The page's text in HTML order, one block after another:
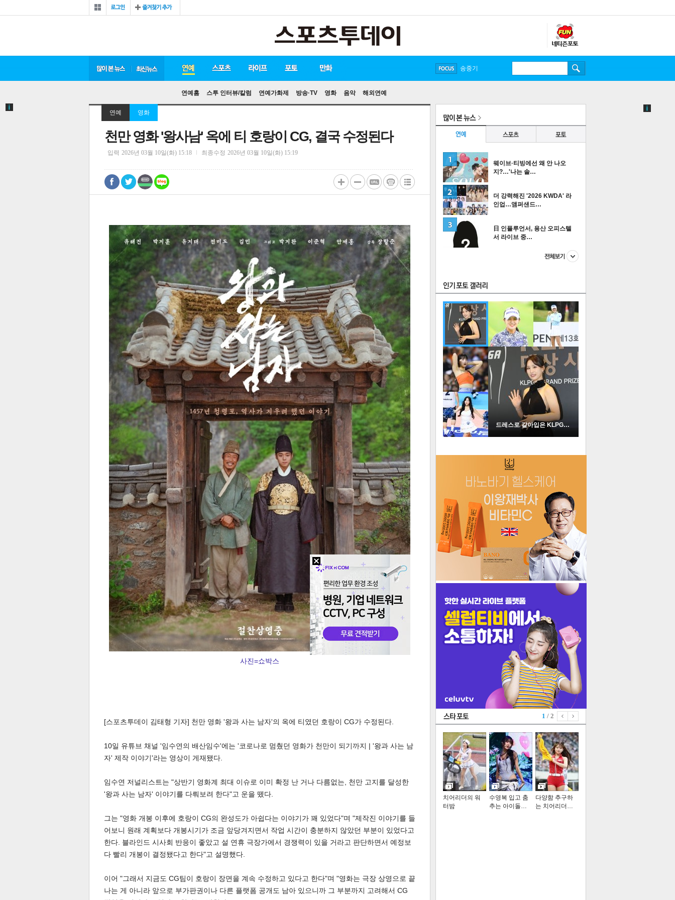
로그
인
즐겨찾기
많이 본 뉴스 최신 뉴스 연예
연예홈 스투 인터뷰/칼럼 연예가화제 방송·TV 영화 음악 해외연예
스포츠 라이프 포토
만화
FOCUS
송중기
연예 영화
천만 영화 '왕사남' 옥에 티 호랑이 CG, 결국 수정된다
입력 2026년 03월 10일(화) 15:18 최종수정 2026년 03월 10일(화) 15:19
페이 트위 밴드 네이
댓글
0
텍스 텍스 url 복 인쇄 목록
사진=쇼박스
[스포츠투데이 김태형 기자] 천만 영화 '왕과 사는 남자'의 옥에 티였던 호랑이 CG가 수정된다.
10일 유튜브 채널 '임수연의 배산임수'에는 '코로나로 멈췄던 영화가 천만이 되기까지 | '왕과 사는 남
자' 제작 이야기'라는 영상이 게재됐다.
임수연 저널리스트는 "상반기 영화계 최대 이슈로 이미 확정 난 거나 다름없는, 천만 고지를 달성한
'왕과 사는 남자' 이야기를 다뤄보려 한다"고 운을 뗐다.
그는 "영화 개봉 이후에 호랑이 CG의 완성도가 아쉽다는 이야기가 꽤 있었다"며 "제작진 이야기를 들
어보니 원래 계획보다 개봉시기가 조금 앞당겨지면서 작업 시간이 충분하지 않았던 부분이 있었다고
한다. 블라인드 시사회 반응이 좋았고 설 연휴 극장가에서 경쟁력이 있을 거라고 판단하면서 예정보
다 빨리 개봉이 결정됐다고 한다"고 설명했다.
이어 "그래서 지금도 CG팀이 호랑이 장면을 계속 수정하고 있다고 한다"며 "영화는 극장 상영으로 끝
나는 게 아니라 앞으로 부가판권이나 다른 플랫폼 공개도 남아 있으니까 그 부분까지 고려해서 CG
많이 본 뉴스
연예
스포츠 포토
웨이브·티빙에선 왜 안 나오
지?…'나는 솔…
2
더 강력해진 '2026 KWDA' 라
인업…앰퍼샌드…
日 인플루언서, 용산 오피스텔
서 라이브 중…
더보기
인기포토
드레스로 갈아입은 KLPGA …
1 / 2
치어리더의 워
터밤
수영복 입고 춤
추는 아이돌…
다양함 추구하
는 치어리더…